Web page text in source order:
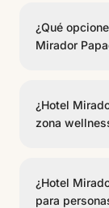
¿Qué
Mirador
Ofrecen
¿Hotel
zona
turco.
¿Hotel
para